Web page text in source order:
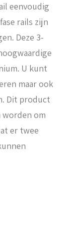
eenvoudig
rails zijn
Deze 3-
U kunt
maar ook
Dit product
om
er twee